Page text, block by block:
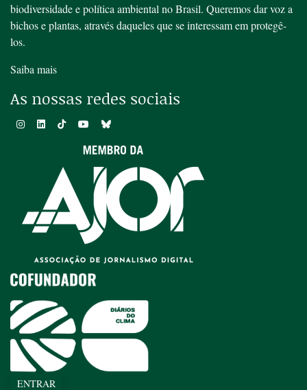
biodiversidade e política ambiental no Brasil. Queremos dar voz a
bichos e plantas, através daqueles que se interessam em protegê-
los.
Saiba mais
As nossas redes sociais
ENTRAR